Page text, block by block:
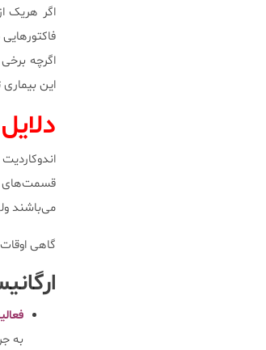
اگر هریک
اگرچه
این
دلایل
قسمت‌های
می‌باشند
گاهی
به